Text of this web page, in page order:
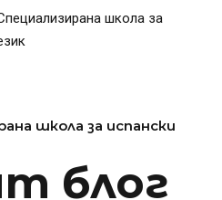
школа за
школа за испански
блог